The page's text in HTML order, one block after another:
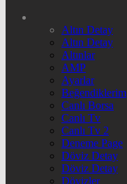
Altın Detay
Altın Detay
Altınlar
AMP
Ayarlar
Beğendiklerim
Canlı Borsa
Canlı Tv
Canlı Tv 2
Deneme Page
Döviz Detay
Döviz Detay
Dövizler